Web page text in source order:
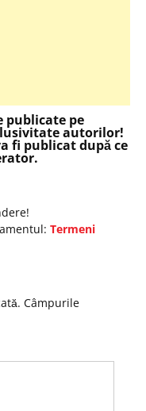
publicate pe
autorilor!
fi publicat după ce
Termeni
Câmpurile